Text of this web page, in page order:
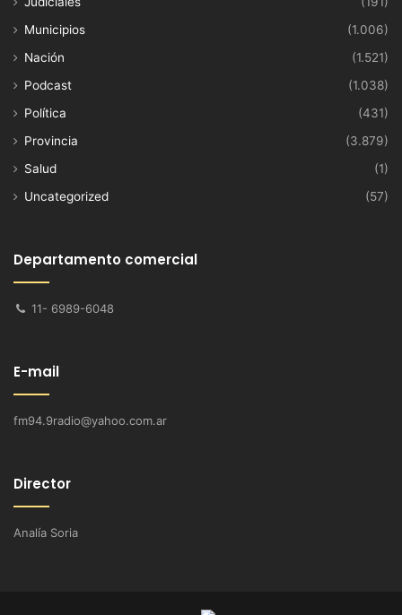
Municipios
(1.006)
Nación
(1.521)
Podcast
(1.038)
Política
(431)
Provincia
(3.879)
Salud
(1)
Uncategorized
(57)
Departamento comercial
11- 6989-6048
E-mail
fm94.9radio@yahoo.com.ar
Director
Analía Soria